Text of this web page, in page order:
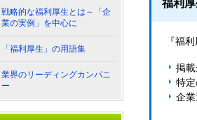
福利
『福
掲
特
企
戦略的な福利厚生とは～「企
業の実例」を中心に
「福利厚生」の用語集
業界のリーディングカンパニ
ー